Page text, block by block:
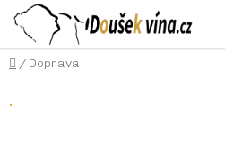
Domů
/ Doprava
.